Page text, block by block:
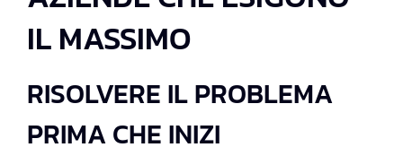
IL MASSIMO
RISOLVERE IL PROBLEMA
PRIMA CHE INIZI